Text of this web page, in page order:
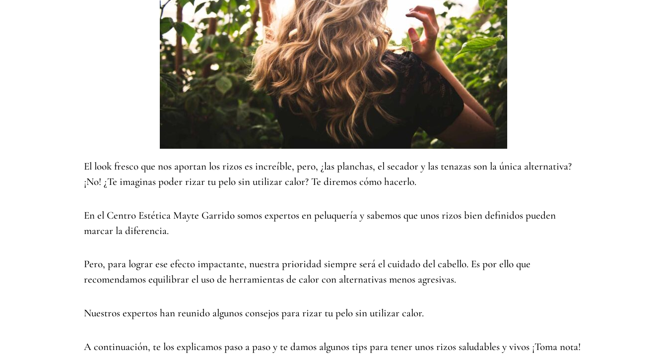
El look fresco que nos aportan los rizos es increíble, pero, ¿las planchas, el secador y las tenazas son la única alternativa?
¡No! ¿Te imaginas poder rizar tu pelo sin utilizar calor? Te diremos cómo hacerlo.
En el Centro Estética Mayte Garrido somos expertos en peluquería y sabemos que unos rizos bien definidos pueden
marcar la diferencia.
Pero, para lograr ese efecto impactante, nuestra prioridad siempre será el cuidado del cabello. Es por ello que
recomendamos equilibrar el uso de herramientas de calor con alternativas menos agresivas.
Nuestros expertos han reunido algunos consejos para rizar tu pelo sin utilizar calor.
A continuación, te los explicamos paso a paso y te damos algunos tips para tener unos rizos saludables y vivos ¡Toma nota!